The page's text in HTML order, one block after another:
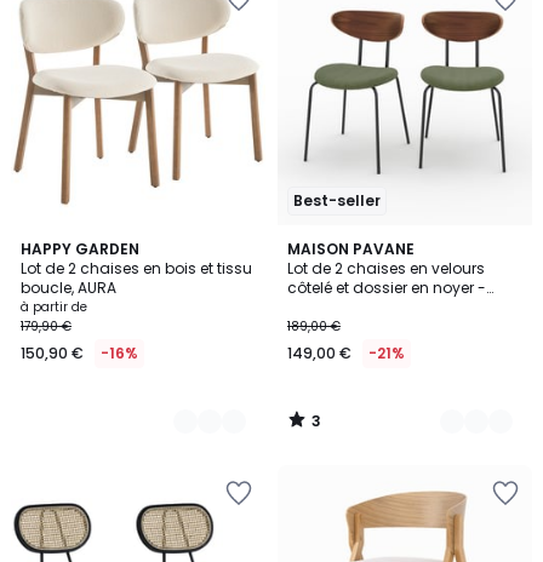
HAPPY GARDEN
Lot de 2 chaises en bois et tissu
boucle, AURA
à partir de
179,90 €
150,90 € -16%
2
Couleurs
Best-seller
MAISON PAVANE
Lot de 2 chaises en velours
côtelé et dossier en noyer -
189,00 €
149,00 € -21%
3
/
5
2
Couleurs
3
/